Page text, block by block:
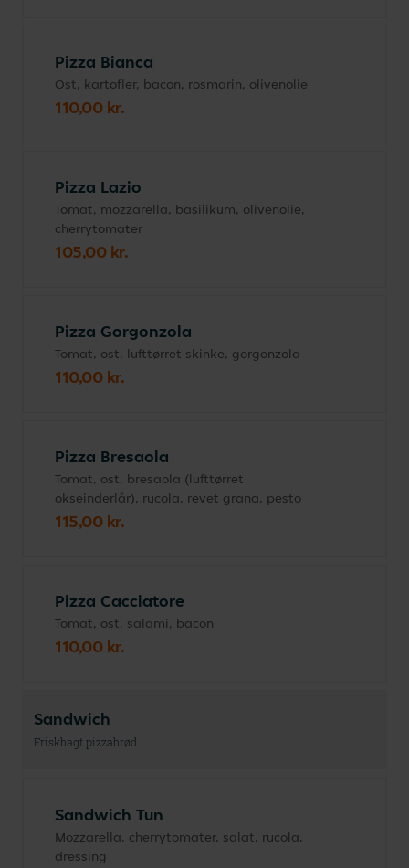
Pizza Bianca
Ost, kartofler, bacon, rosmarin, olivenolie
110,00 kr.
Pizza Lazio
Tomat, mozzarella, basilikum, olivenolie,
cherrytomater
105,00 kr.
Pizza Gorgonzola
Tomat, ost, lufttørret skinke, gorgonzola
110,00 kr.
Pizza Bresaola
Tomat, ost, bresaola (lufttørret
okseinderlår), rucola, revet grana, pesto
115,00 kr.
Pizza Cacciatore
Tomat, ost, salami, bacon
110,00 kr.
Sandwich
Friskbagt pizzabrød
Sandwich Tun
Mozzarella, cherrytomater, salat, rucola,
dressing